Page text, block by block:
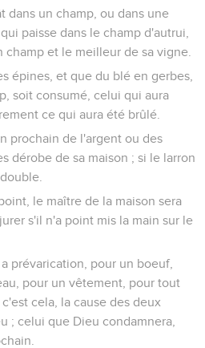
dans un champ, ou dans une
paisse dans le champ d'autrui,
et le meilleur de sa vigne.
épines, et que du blé en gerbes,
soit consumé, celui qui aura
ce qui aura été brûlé.
prochain de l'argent ou des
dérobe de sa maison ; si le larron
le maître de la maison sera
s'il n'a point mis la main sur le
prévarication, pour un boeuf,
pour un vêtement, pour tout
cela, la cause des deux
; celui que Dieu condamnera,